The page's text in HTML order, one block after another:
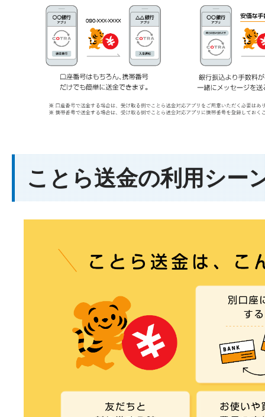
ことら送金の利用シー